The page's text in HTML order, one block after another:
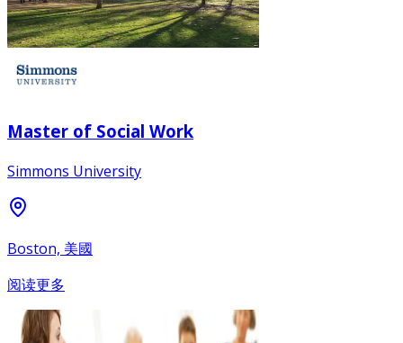
Master of Social Work
Simmons University
Boston, 美國
阅读更多